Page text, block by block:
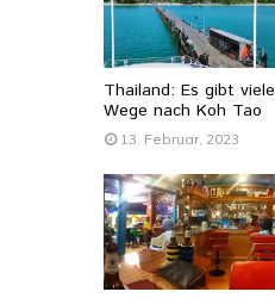
Thailand: Es gibt viele
Wege nach Koh Tao
13. Februar, 2023